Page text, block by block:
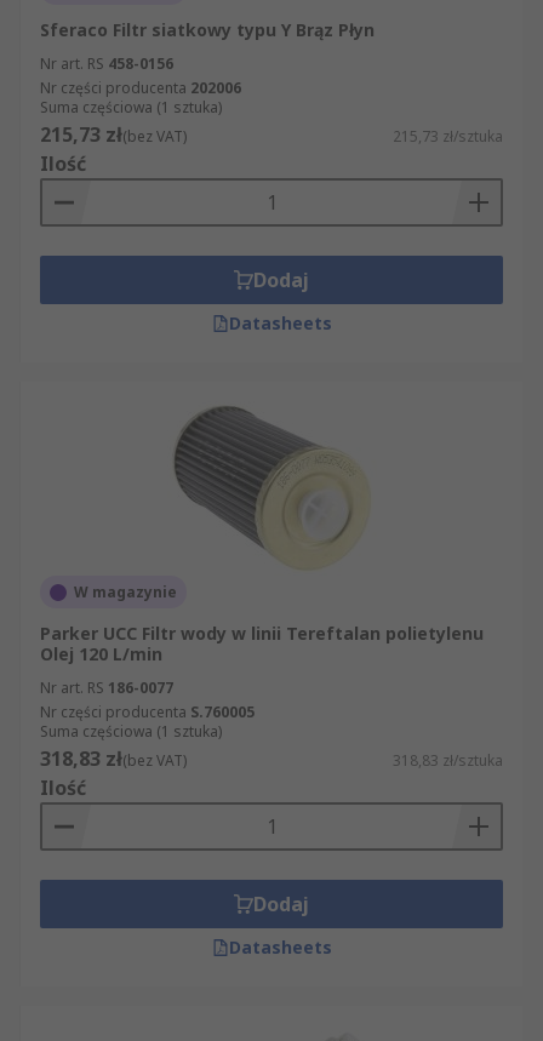
Sferaco Filtr siatkowy typu Y Brąz Płyn
Nr art. RS 458-0156
Nr części producenta 202006
Suma częściowa (1 sztuka)
215,73 zł(bez VAT) 215,73 zł/sztuka
Ilość
Dodaj
Datasheets
W magazynie
Parker UCC Filtr wody w linii Tereftalan polietylenu
Olej 120 L/min
Nr art. RS 186-0077
Nr części producenta S.760005
Suma częściowa (1 sztuka)
318,83 zł(bez VAT) 318,83 zł/sztuka
Ilość
Dodaj
Datasheets